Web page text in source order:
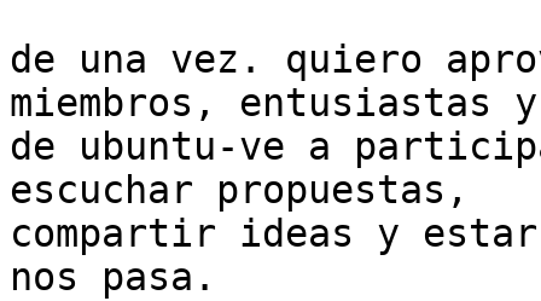
de una vez. quiero
miembros, entusiastas
de ubuntu-ve a
escuchar propuestas,
compartir ideas y
nos pasa.